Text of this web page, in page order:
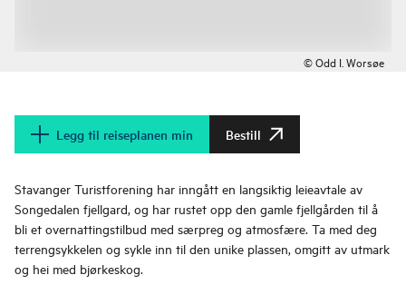
© Odd I. Worsøe
Legg til reiseplanen min Bestill
Stavanger Turistforening har inngått en langsiktig leieavtale av
Songedalen fjellgard, og har rustet opp den gamle fjellgården til å
bli et overnattingstilbud med særpreg og atmosfære. Ta med deg
terrengsykkelen og sykle inn til den unike plassen, omgitt av utmark
og hei med bjørkeskog.